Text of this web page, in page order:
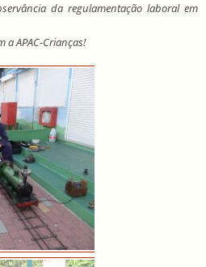
da regulamentação laboral em
a APAC-Crianças!